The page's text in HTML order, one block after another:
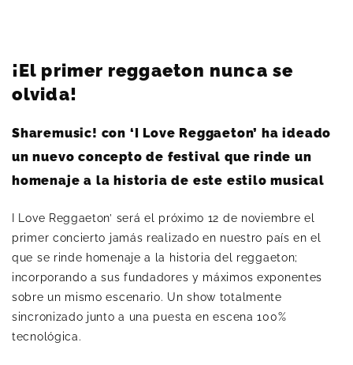
¡El primer reggaeton nunca se
olvida!
Sharemusic! con ‘I Love Reggaeton’ ha ideado
un nuevo concepto de festival que rinde un
homenaje a la historia de este estilo musical
I Love Reggaeton’ será el próximo 12 de noviembre el
primer concierto jamás realizado en nuestro país en el
que se rinde homenaje a la historia del reggaeton;
incorporando a sus fundadores y máximos exponentes
sobre un mismo escenario. Un show totalmente
sincronizado junto a una puesta en escena 100%
tecnológica.